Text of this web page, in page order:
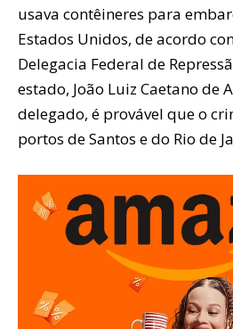
usava contêineres para
Estados Unidos, de acordo
Delegacia Federal de
estado, João Luiz Caetano de
delegado, é provável que o
portos de Santos e do Rio de